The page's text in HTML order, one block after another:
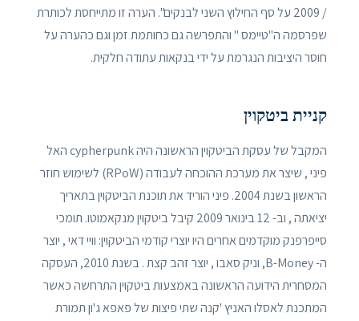
/ 2009 על סף החילוץ השני לבנקים". הערה זו מתייחסת לכותרת
שפרסמה ה"טיימס " והתפרשה גם כחותמת זמן וגם כהערה על
חוסר היציבות הנגרמת על ידי בנקאות עתודה חלקית.
קניית ביטקוין
המקבל של עסקת הביטקוין הראשונה היה cypherpunk האל
פיני , שיצר את מערכת ההוכחה לעבודה (RPoW) לשימוש חוזר
הראשון בשנת 2004. פיני הוריד את תוכנת הביטקוין בתאריך
יציאתה , וב- 12 בינואר 2009 קיבל ביטקוין מנקאמוטו. תומכי
סייפרפנק מוקדמים אחרים היו יוצרי קודמי הביטקוין: וויי דאי , יוצר
ה- B-Money, וניק סאבו , יוצר זהב קצת . בשנת 2010, העסקה
המסחרית הידועה הראשונה באמצעות ביטקוין התרחשה כאשר
המתכנת לאסלו האניץ 'קנה שתי פיצות של פאפא ג'ון תמורת